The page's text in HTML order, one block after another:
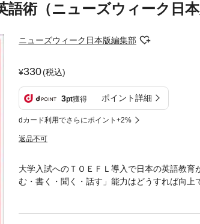
語術（ニューズウィーク日
ニューズウィーク日本版編集部
330(税込)
3pt獲得 ポイント詳細
dカード利用でさらにポイント+2%
返品不可
大学入試へのＴＯＥＦＬ導入で日本の英語教
む・書く・聞く・話す」能力はどうすれば向上
月23日号」に掲載された特集記事を編集して